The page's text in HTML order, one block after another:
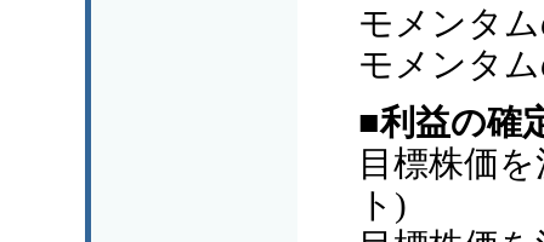
モメンタ
モメンタ
■利益の確
目標株価
ト)